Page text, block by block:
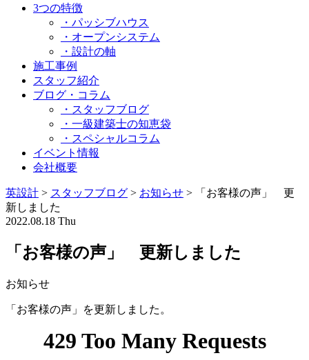
3つの特徴
・パッシブハウス
・オープンシステム
・設計の軸
施工事例
スタッフ紹介
ブログ・コラム
・スタッフブログ
・一級建築士の知恵袋
・スペシャルコラム
イベント情報
会社概要
英設計 > スタッフブログ > お知らせ >
「お客様の声」 更
新しました
2022.08.18 Thu
「お客様の声」 更新しました
お知らせ
「お客様の声」を更新しました。